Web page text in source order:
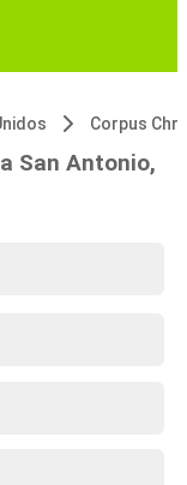
Corpus
San Antonio,